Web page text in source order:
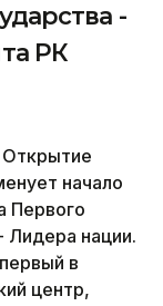
-
РК
начало
Первого
Лидера нации.
в
центр,